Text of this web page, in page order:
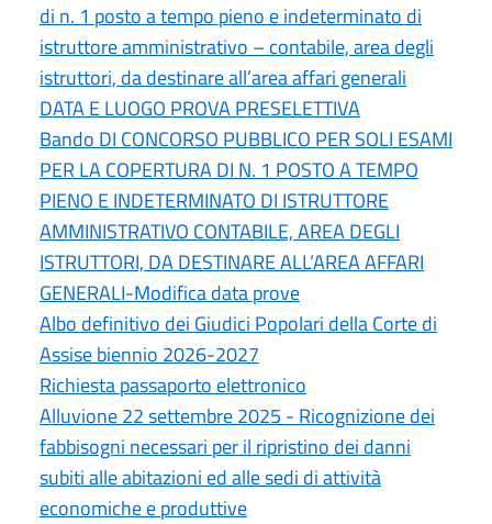
di n. 1 posto a tempo pieno e indeterminato di
istruttore amministrativo – contabile, area degli
istruttori, da destinare all’area affari generali
DATA E LUOGO PROVA PRESELETTIVA
Bando DI CONCORSO PUBBLICO PER SOLI ESAMI
PER LA COPERTURA DI N. 1 POSTO A TEMPO
PIENO E INDETERMINATO DI ISTRUTTORE
AMMINISTRATIVO CONTABILE, AREA DEGLI
ISTRUTTORI, DA DESTINARE ALL’AREA AFFARI
GENERALI-Modifica data prove
Albo definitivo dei Giudici Popolari della Corte di
Assise biennio 2026-2027
Richiesta passaporto elettronico
Alluvione 22 settembre 2025 - Ricognizione dei
fabbisogni necessari per il ripristino dei danni
subiti alle abitazioni ed alle sedi di attività
economiche e produttive